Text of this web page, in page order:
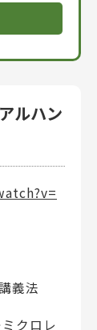
ルハン
義法
クロレ